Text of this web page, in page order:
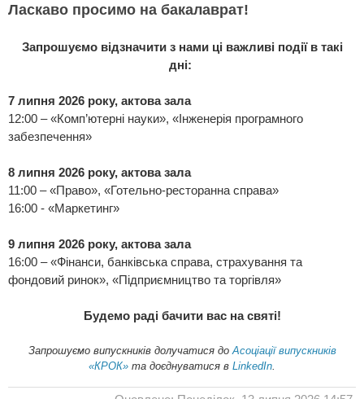
Ласкаво просимо на бакалаврат!
Запрошуємо відзначити з нами ці важливі події в такі
дні:
7 липня 2026 року, актова зала
12:00 – «Комп’ютерні науки», «Інженерія програмного
забезпечення»
8 липня 2026 року, актова зала
11:00 – «Право», «Готельно-ресторанна справа»
16:00 - «Маркетинг»
9 липня 2026 року, актова зала
16:00 – «Фінанси, банківська справа, страхування та
фондовий ринок», «Підприємництво та торгівля»
Будемо раді бачити вас на святі!
Запрошуємо випускників долучатися до Асоціації випускників
«КРОК» та доєднуватися в LinkedIn